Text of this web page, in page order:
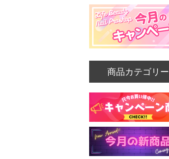
商品カテゴリー